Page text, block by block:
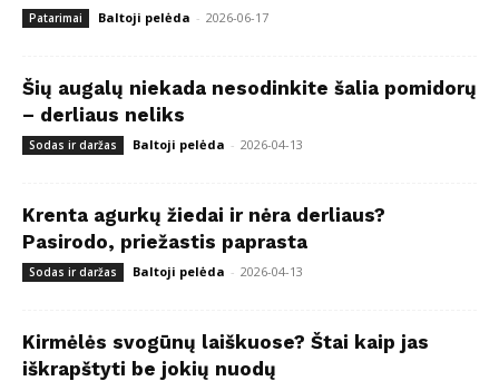
Patarimai Baltoji pelėda - 2026-06-17
Šių augalų niekada nesodinkite šalia pomidorų
– derliaus neliks
Sodas ir daržas Baltoji pelėda - 2026-04-13
Krenta agurkų žiedai ir nėra derliaus?
Pasirodo, priežastis paprasta
Sodas ir daržas Baltoji pelėda - 2026-04-13
Kirmėlės svogūnų laiškuose? Štai kaip jas
iškrapštyti be jokių nuodų